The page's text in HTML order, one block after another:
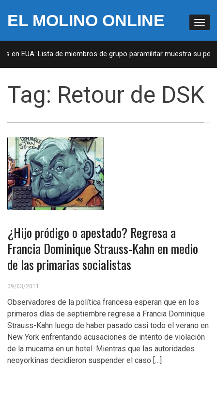
EL MOLINO ONLINE
en EUA: Lista de miembros de grupo paramilitar muestra su
Tag: Retour de DSK
¿Hijo pródigo o apestado? Regresa a
Francia Dominique Strauss-Kahn en medio
de las primarias socialistas
09/03/2011
Observadores de la política francesa esperan que en los
primeros días de septiembre regrese a Francia Dominique
Strauss-Kahn luego de haber pasado casi todo el verano en
New York enfrentando acusaciones de intento de violación
de la mucama en un hotel. Mientras que las autoridades
neoyorkinas decidieron suspender el caso […]